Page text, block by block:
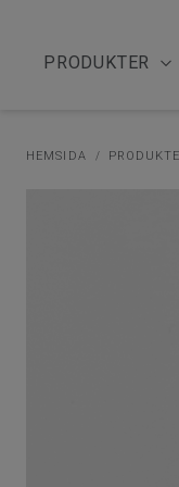
PRODUKTER
HEMSIDA